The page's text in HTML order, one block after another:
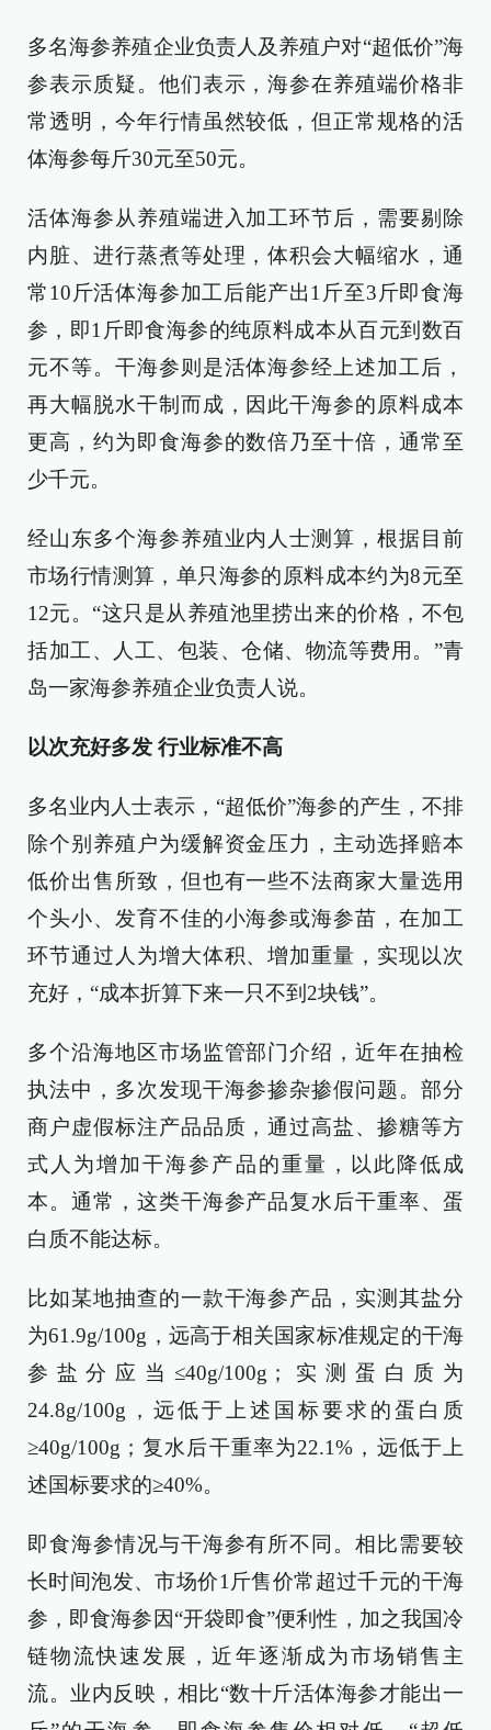
多名海参养殖企业负责人及养殖户对“超低价”海
参表示质疑。他们表示，海参在养殖端价格非
常透明，今年行情虽然较低，但正常规格的活
体海参每斤30元至50元。
活体海参从养殖端进入加工环节后，需要剔除
内脏、进行蒸煮等处理，体积会大幅缩水，通
常10斤活体海参加工后能产出1斤至3斤即食海
参，即1斤即食海参的纯原料成本从百元到数百
元不等。干海参则是活体海参经上述加工后，
再大幅脱水干制而成，因此干海参的原料成本
更高，约为即食海参的数倍乃至十倍，通常至
少千元。
经山东多个海参养殖业内人士测算，根据目前
市场行情测算，单只海参的原料成本约为8元至
12元。“这只是从养殖池里捞出来的价格，不包
括加工、人工、包装、仓储、物流等费用。”青
岛一家海参养殖企业负责人说。
以次充好多发 行业标准不高
多名业内人士表示，“超低价”海参的产生，不排
除个别养殖户为缓解资金压力，主动选择赔本
低价出售所致，但也有一些不法商家大量选用
个头小、发育不佳的小海参或海参苗，在加工
环节通过人为增大体积、增加重量，实现以次
充好，“成本折算下来一只不到2块钱”。
多个沿海地区市场监管部门介绍，近年在抽检
执法中，多次发现干海参掺杂掺假问题。部分
商户虚假标注产品品质，通过高盐、掺糖等方
式人为增加干海参产品的重量，以此降低成
本。通常，这类干海参产品复水后干重率、蛋
白质不能达标。
比如某地抽查的一款干海参产品，实测其盐分
为61.9g/100g，远高于相关国家标准规定的干海
参盐分应当≤40g/100g；实测蛋白质为
24.8g/100g，远低于上述国标要求的蛋白质
≥40g/100g；复水后干重率为22.1%，远低于上
述国标要求的≥40%。
即食海参情况与干海参有所不同。相比需要较
长时间泡发、市场价1斤售价常超过千元的干海
参，即食海参因“开袋即食”便利性，加之我国冷
链物流快速发展，近年逐渐成为市场销售主
流。业内反映，相比“数十斤活体海参才能出一